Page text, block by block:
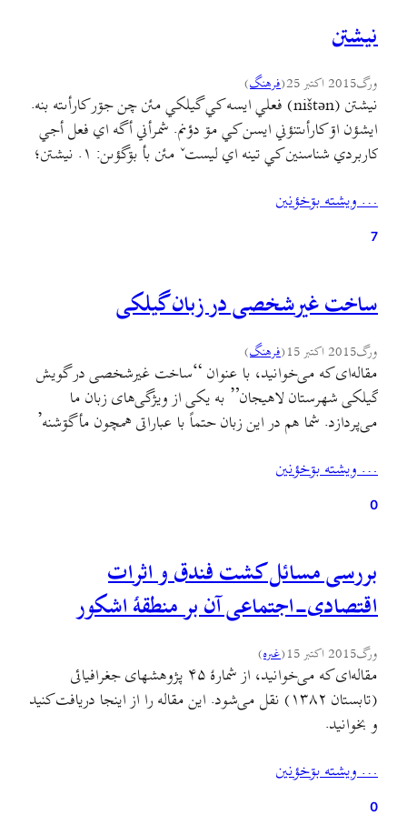
نيشتن
ورگ2015 اکتبر 25 (فرهنگ)
نيشتن (ništən) فعلي ايسه کي گيلکي مئن چن جۊر کارأىته بنه.
ايشؤن اۊ کارأىتنؤني ايسن کي مۊ دؤنم. شمرأني أگه اي فعل أجي
کاربردي شناسنين کي تينه اي ليستˇ مئن بأ بۊگؤىن: ۱. نيشتن؛
وختي کي شنيم ىک نفرˇ ورجه مهمؤني گۊنيم “بشيم فلان…
… ويشته بۊخؤنين
7
ساخت غیرشخصی در زبان گیلکی
ورگ2015 اکتبر 15 (فرهنگ)
مقاله‌ای که می‌خوانید، با عنوان “ساخت غیرشخصی در گویش
گیلکی شهرستان لاهیجان” به یکی از ویژگی‌های زبان ما
می‌پردازد. شما هم در این زبان حتماً با عباراتی همچون مأ گۊشنه’
جمله‌ها می‌پردازد. مقاله را از این‌جا دریافت کنید و بخوانید.
… ويشته بۊخؤنين
0
بررسی مسائل کشت فندق و اثرات
اقتصادی-اجتماعی آن بر منطقهٔ اشکور
ورگ2015 اکتبر 15 (غىره)
مقاله‌ای که می‌خوانید، از شمارهٔ ۴۵ پژوهشهای جغرافيائی
(تابستان ۱۳۸۲) نقل می‌شود. این مقاله را از اینجا دریافت کنید
و بخوانید.
… ويشته بۊخؤنين
0